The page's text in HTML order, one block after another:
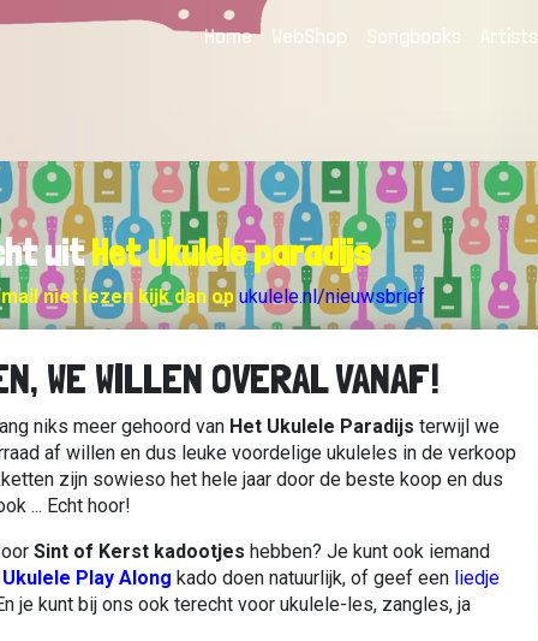
Home(current)
WebShop Songbooks Artists
uitHet Ukulele paradijs
niet lezen kijk dan op ukulele.nl/nieuwsbrief
WE WILLEN OVERAL VANAF!
niks meer gehoord van Het Ukulele Paradijs terwijl we
af willen en dus leuke voordelige ukuleles in de verkoop
zijn sowieso het hele jaar door de beste koop en dus
... Echt hoor!
Sint of Kerst kadootjes hebben? Je kunt ook iemand
Ukulele Play Along kado doen natuurlijk, of geef een liedje
je kunt bij ons ook terecht voor ukulele-les, zangles, ja